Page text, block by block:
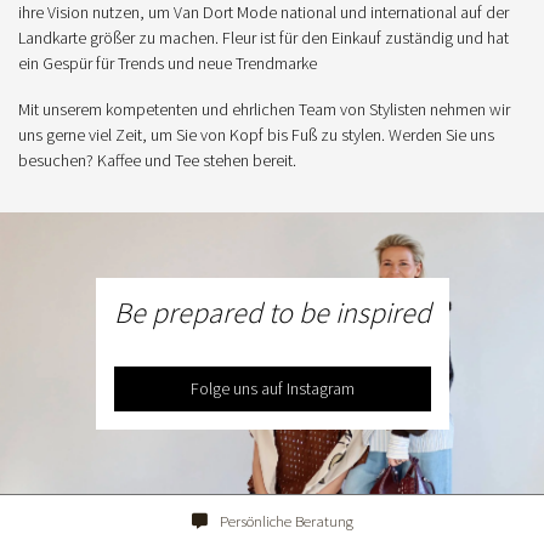
ihre Vision nutzen, um Van Dort Mode national und international auf der
Landkarte größer zu machen. Fleur ist für den Einkauf zuständig und hat
ein Gespür für Trends und neue Trendmarke
Mit unserem kompetenten und ehrlichen Team von Stylisten nehmen wir
uns gerne viel Zeit, um Sie von Kopf bis Fuß zu stylen. Werden Sie uns
besuchen? Kaffee und Tee stehen bereit.
Be prepared to be inspired
Folge uns auf Instagram
Persönliche Beratung